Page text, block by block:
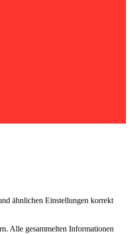
ähnlichen Einstellungen korrekt
Alle gesammelten Informationen